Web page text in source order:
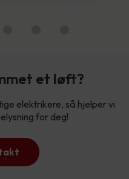
et løft?
elektrikere, så hjelper vi
for deg!